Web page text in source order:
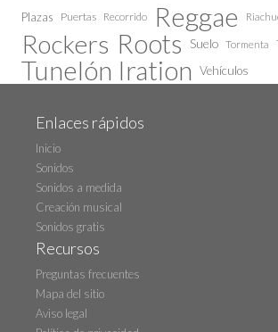
Plazas Puertas Recorrido Reggae
Rockers Roots Suelo Tormenta
Tunelón Iration Vehículos
Enlaces rápidos
Inicio
Sonidos
Sonidos a medida
Creación musical
Sonidos gratis
Recursos
Preguntas frecuentes
Mapa del sitio
Aviso legal